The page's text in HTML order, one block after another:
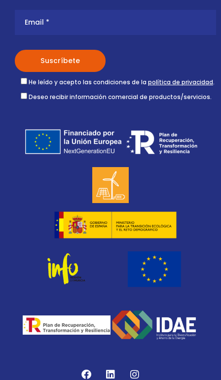
He leído y acepto las condiciones de la política de privacidad.
Deseo recibir información comercial de productos/servicios.